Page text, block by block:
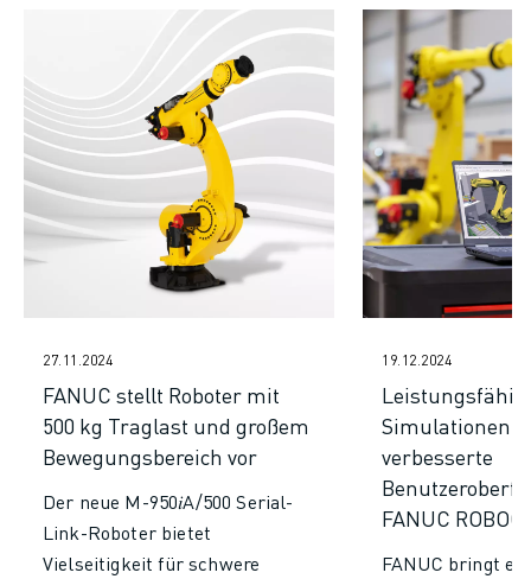
27.11.2024
FANUC stellt Roboter mit
500 kg Traglast und großem
Bewegungsbereich vor
Der neue M-950𝑖A/500 Serial-
Link-Roboter bietet
Vielseitigkeit für schwere
19.12.2024
Simulationen
verbesserte
FANUC
FANUC bringt